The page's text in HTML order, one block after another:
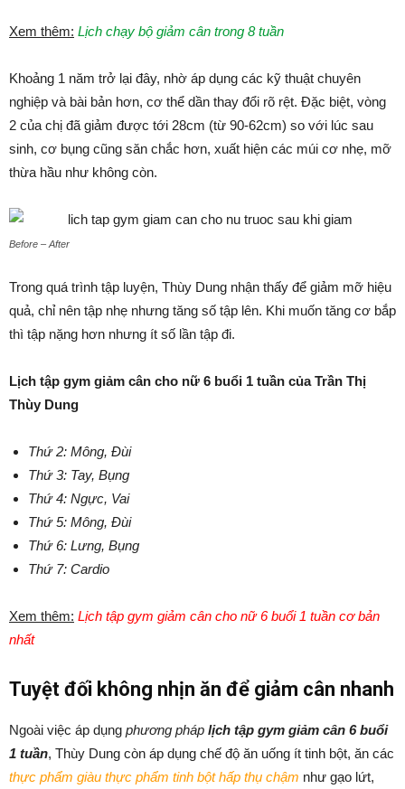
Xem thêm: Lịch chạy bộ giảm cân trong 8 tuần
Khoảng 1 năm trở lại đây, nhờ áp dụng các kỹ thuật chuyên
nghiệp và bài bản hơn, cơ thể dần thay đổi rõ rệt. Đặc biệt, vòng
2 của chị đã giảm được tới 28cm (từ 90-62cm) so với lúc sau
sinh, cơ bụng cũng săn chắc hơn, xuất hiện các múi cơ nhẹ, mỡ
thừa hầu như không còn.
Before – After
Trong quá trình tập luyện, Thùy Dung nhận thấy để giảm mỡ hiệu
quả, chỉ nên tập nhẹ nhưng tăng số tập lên. Khi muốn tăng cơ bắp
thì tập nặng hơn nhưng ít số lần tập đi.
Lịch tập gym giảm cân cho nữ 6 buổi 1 tuần của Trần Thị
Thùy Dung
Thứ 2: Mông, Đùi
Thứ 3: Tay, Bụng
Thứ 4: Ngực, Vai
Thứ 5: Mông, Đùi
Thứ 6: Lưng, Bụng
Thứ 7: Cardio
Xem thêm: Lịch tập gym giảm cân cho nữ 6 buổi 1 tuần cơ bản
nhất
Tuyệt đối không nhịn ăn để giảm cân nhanh
Ngoài việc áp dụng phương pháp lịch tập gym giảm cân 6 buổi
1 tuần, Thùy Dung còn áp dụng chế độ ăn uống ít tinh bột, ăn các
thực phẩm giàu thực phẩm tinh bột hấp thụ chậm như gạo lứt,